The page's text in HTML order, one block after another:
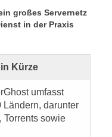
großes Servernetz
in der Praxis
Kürze
umfasst
Ländern, darunter
Torrents sowie